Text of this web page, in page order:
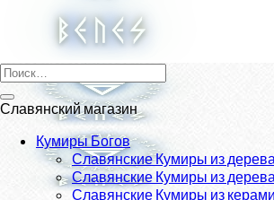
Искать:
Славянский магазин
Кумиры Богов
Славянские Кумиры из
Славянские Кумиры из
Славянские Кумиры из